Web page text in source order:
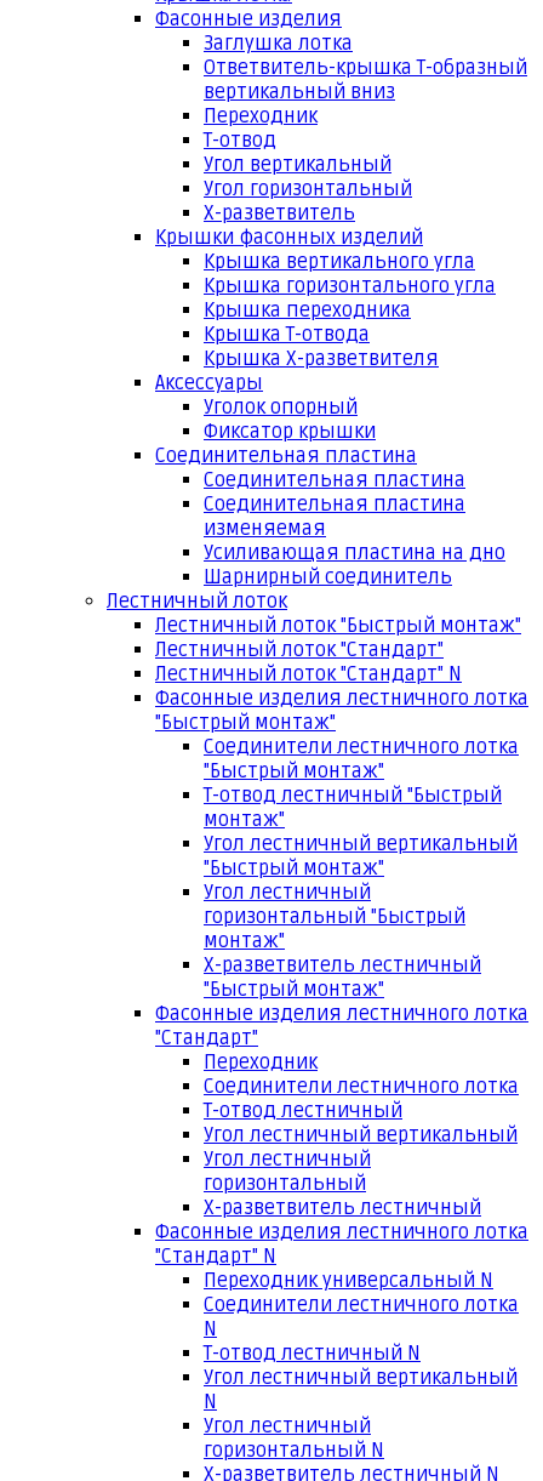
Фасонные изделия
Заглушка лотка
Ответвитель-крышка Т-образный
вертикальный вниз
Переходник
Т-отвод
Угол вертикальный
Угол горизонтальный
Х-разветвитель
Крышки фасонных изделий
Крышка вертикального угла
Крышка горизонтального угла
Крышка переходника
Крышка Т-отвода
Крышка Х-разветвителя
Аксессуары
Уголок опорный
Фиксатор крышки
Соединительная пластина
Соединительная пластина
Соединительная пластина
изменяемая
Усиливающая пластина на дно
Шарнирный соединитель
Лестничный лоток
Лестничный лоток "Быстрый монтаж"
Лестничный лоток "Стандарт"
Лестничный лоток "Стандарт" N
Фасонные изделия лестничного лотка
"Быстрый монтаж"
Соединители лестничного лотка
"Быстрый монтаж"
Т-отвод лестничный "Быстрый
монтаж"
Угол лестничный вертикальный
"Быстрый монтаж"
Угол лестничный
горизонтальный "Быстрый
монтаж"
Х-разветвитель лестничный
"Быстрый монтаж"
Фасонные изделия лестничного лотка
"Стандарт"
Переходник
Соединители лестничного лотка
Т-отвод лестничный
Угол лестничный вертикальный
Угол лестничный
горизонтальный
Х-разветвитель лестничный
Фасонные изделия лестничного лотка
"Стандарт" N
Переходник универсальный N
Соединители лестничного лотка
N
Т-отвод лестничный N
Угол лестничный вертикальный
N
Угол лестничный
горизонтальный N
Х-разветвитель лестничный N